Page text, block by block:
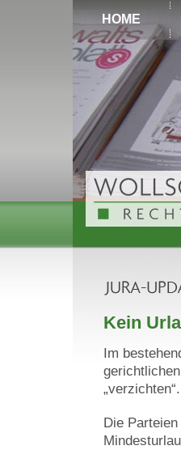
HOME
Kein
Im
„verzichten“.
Die